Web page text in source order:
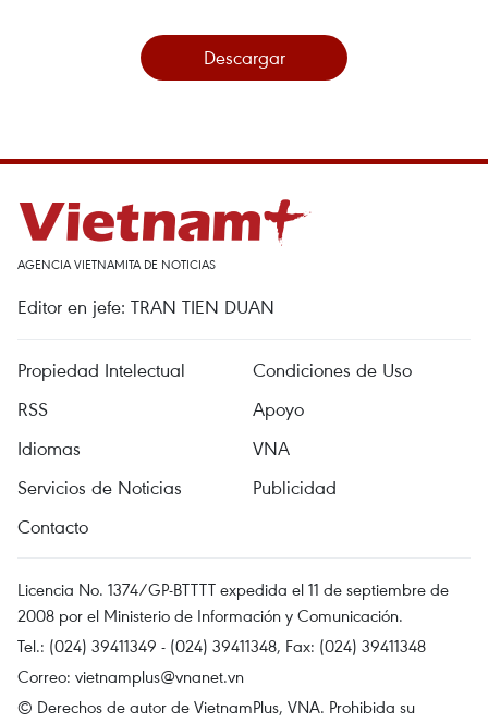
Descargar
AGENCIA VIETNAMITA DE NOTICIAS
Editor en jefe: TRAN TIEN DUAN
Propiedad Intelectual
Condiciones de Uso
RSS
Apoyo
Idiomas
VNA
Servicios de Noticias
Publicidad
Contacto
Licencia No. 1374/GP-BTTTT expedida el 11 de septiembre de
2008 por el Ministerio de Información y Comunicación.
Tel.: (024) 39411349 - (024) 39411348, Fax: (024) 39411348
Correo: vietnamplus@vnanet.vn
© Derechos de autor de VietnamPlus, VNA. Prohibida su